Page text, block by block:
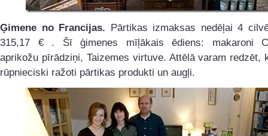
Ģimene no Francijas. Pārtikas izmaksas nedēļai 4
315,17 € . Šī ģimenes mīļākais ēdiens: makaroni
aprikožu pīrādziņi, Taizemes virtuve. Attēlā varam redzēt,
rūpnieciski ražoti pārtikas produkti un augļi.